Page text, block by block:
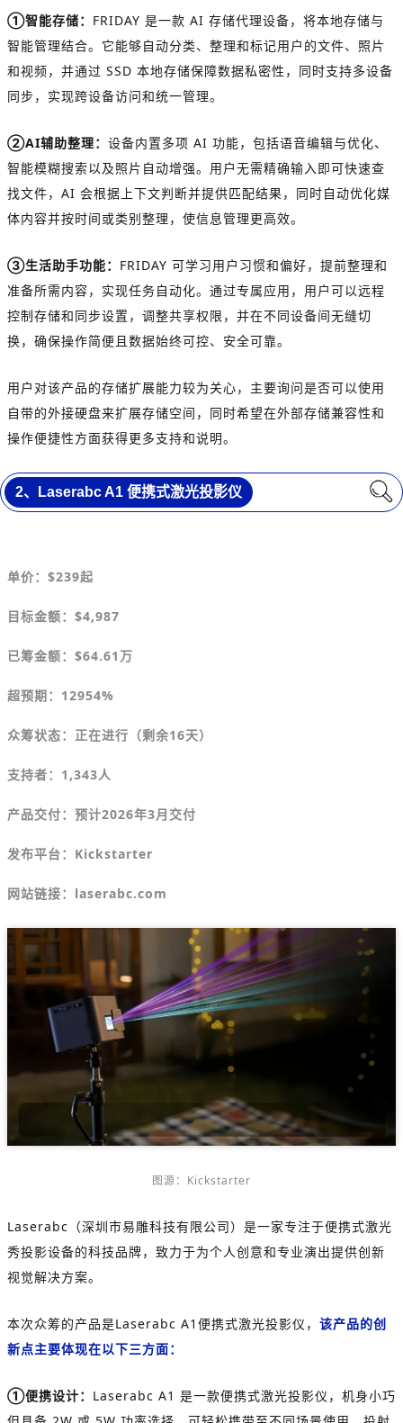
①智能存储： FRIDAY 是一款 AI 存储代理设备，将本地存储与
智能管理结合。它能够自动分类、整理和标记用户的文件、照片
和视频，并通过 SSD 本地存储保障数据私密性，同时支持多设备
同步，实现跨设备访问和统一管理。
②AI辅助整理： 设备内置多项 AI 功能，包括语音编辑与优化、
智能模糊搜索以及照片自动增强。用户无需精确输入即可快速查
找文件，AI 会根据上下文判断并提供匹配结果，同时自动优化媒
体内容并按时间或类别整理，使信息管理更高效。
③生活助手功能： FRIDAY 可学习用户习惯和偏好，提前整理和
准备所需内容，实现任务自动化。通过专属应用，用户可以远程
控制存储和同步设置，调整共享权限，并在不同设备间无缝切
换，确保操作简便且数据始终可控、安全可靠。
用户对该产品的存储扩展能力较为关心，主要询问是否可以使用
自带的外接硬盘来扩展存储空间，同时希望在外部存储兼容性和
操作便捷性方面获得更多支持和说明。
2、 Laserabc A1 便携式激光投影仪
单价： $239起
目标金额：$4,987
已筹金额： $64.61万
超预期：12954%
众筹状态：正在进行（剩余16天）
支持者：1,343人
产品交付：预计2026年3月交付
发布平台： Kickstarter
网站链接：laserabc.com
图源：Kickstarter
Laserabc（深圳市易雕科技有限公司）是一家专注于便携式激光
秀投影设备的科技品牌，致力于为个人创意和专业演出提供创新
视觉解决方案。
本次众筹的产品是Laserabc A1便携式激光投影仪， 该产品的创
新点主要体现在以下三方面：
①便携设计： Laserabc A1 是一款便携式激光投影仪，机身小巧